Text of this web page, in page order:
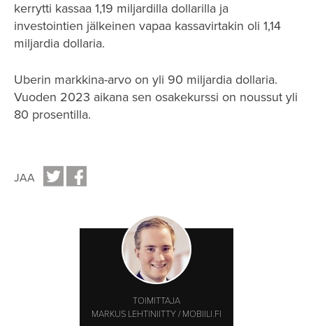
kerrytti kassaa 1,19 miljardilla dollarilla ja
investointien jälkeinen vapaa kassavirtakin oli 1,14
miljardia dollaria.
Uberin markkina-arvo on yli 90 miljardia dollaria.
Vuoden 2023 aikana sen osakekurssi on noussut yli
80 prosentilla.
JAA
TOIMITTAJA
MARKUS LEHTINIITTY / MOBIILI.FI